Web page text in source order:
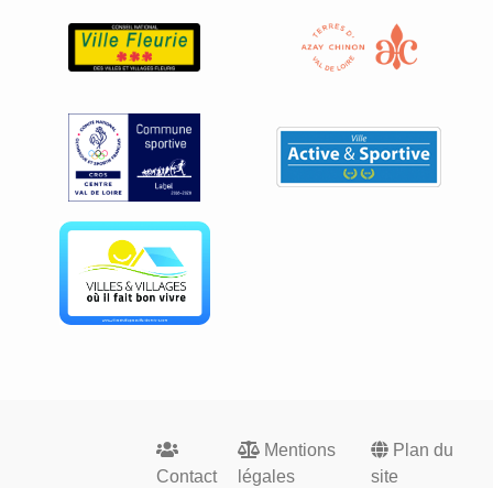
Footer
menu
Contact
Mentions
légales
Plan du
site